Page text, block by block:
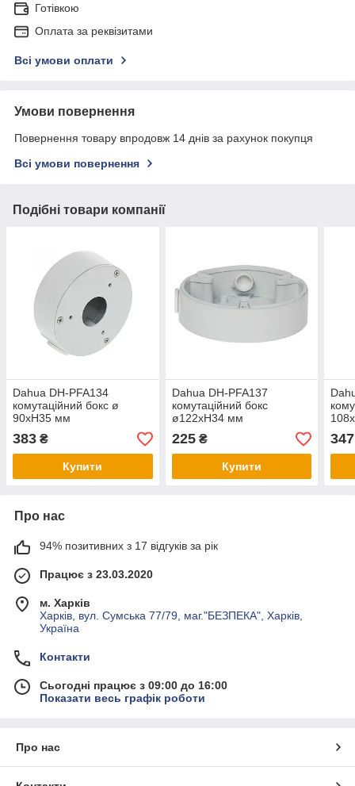
Готівкою
Оплата за реквізитами
Всі умови оплати
Умови повернення
Повернення товару впродовж 14 днів за рахунок покупця
Всі умови повернення
Подібні товари компанії
Dahua DH-PFA134
комутаційний бокс ø
90xH35 мм
383 ₴
Купити
Dahua DH-PFA137
комутаційний бокс
ø122xH34 мм
225₴
Купити
347
Про нас
94% позитивних з 17 відгуків за рік
Працює з 23.03.2020
м. Харків
Харків, вул. Сумська 77/79, маг."БЕЗПЕКА", Харків,
Україна
Контакти
Сьогодні працює з 09:00 до 16:00
Показати весь графік роботи
Про нас